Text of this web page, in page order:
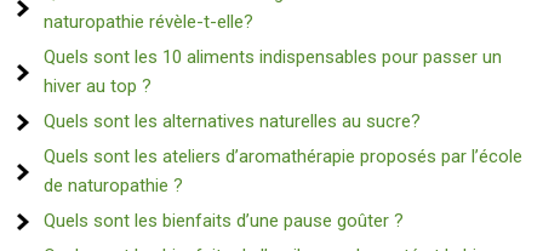
naturopathie révèle-t-elle?
Quels sont les 10 aliments indispensables pour passer un
hiver au top ?
Quels sont les alternatives naturelles au sucre?
Quels sont les ateliers d’aromathérapie proposés par l’école
de naturopathie ?
Quels sont les bienfaits d’une pause goûter ?